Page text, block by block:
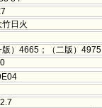
日火
版）4665；（二版）4975